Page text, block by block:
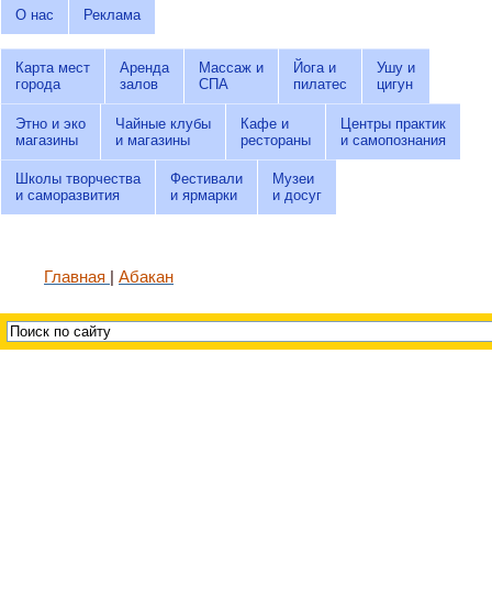
О нас Реклама
Карта мест
города
Аренда
залов
Массаж и
СПА
Йога и
пилатес
Ушу и
цигун
Этно и эко
магазины
Чайные клубы
и магазины
Кафе и
рестораны
Центры практик
и самопознания
Школы творчества
и саморазвития
Фестивали
и ярмарки
Музеи
и досуг
Главная Абакан